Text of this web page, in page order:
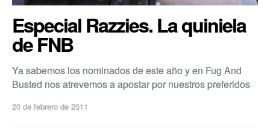
Especial Razzies. La quiniela
de FNB
Ya sabemos los nominados de este año y en Fug And
Busted nos atrevemos a apostar por nuestros preferidos
20 de febrero de 2011